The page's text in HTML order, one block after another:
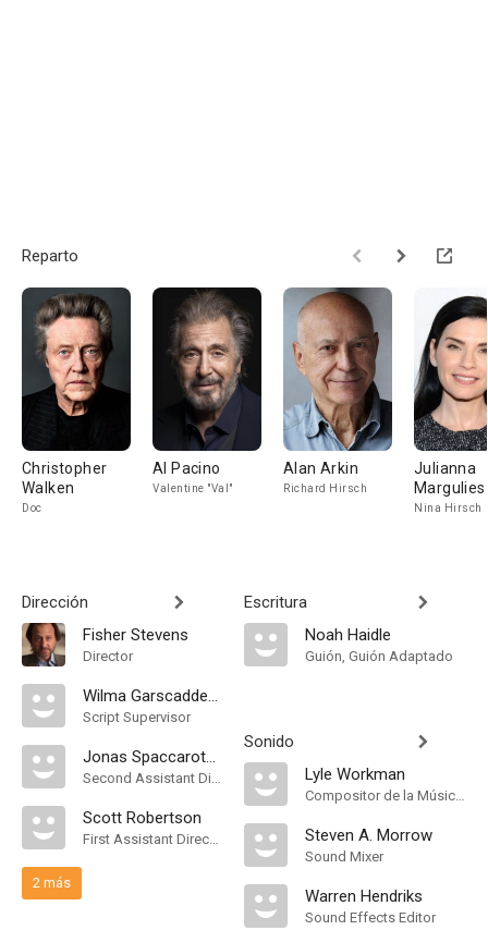
Reparto
Christopher
Walken
Doc
Al Pacino
Valentine "Val"
Alan Arkin
Richard Hirsch
Julianna
Margulies
Nina Hirsch
Dirección
Fisher Stevens
Director
Wilma Garscadden-Gahret
Script Supervisor
Jonas Spaccarotelli
Second Assistant Director
Scott Robertson
First Assistant Director
2 más
Escritura
Noah Haidle
Guión, Guión Adaptado
Sonido
Lyle Workman
Compositor de la Música Original
Steven A. Morrow
Sound Mixer
Warren Hendriks
Sound Effects Editor